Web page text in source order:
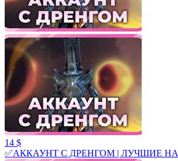
14 $
✅АККАУНТ С ДРЕНГОМ | ЛУЧШИЕ